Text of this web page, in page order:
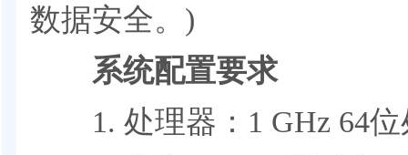
数据安全。)
系统配置要求
1. 处理器：1 GHz 64位